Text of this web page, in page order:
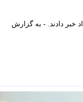
خبر دادند. - به گزارش